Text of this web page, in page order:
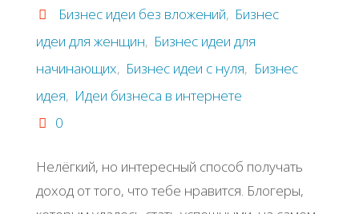
Бизнес идеи без вложений, Бизнес
идеи для женщин, Бизнес идеи для
начинающих, Бизнес идеи с нуля, Бизнес
идея, Идеи бизнеса в интернете
0
Нелёгкий, но интересный способ получать
доход от того, что тебе нравится. Блогеры,